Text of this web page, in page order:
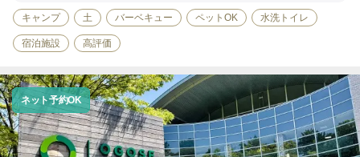
キャンプ 土 バーベキュー ペットOK 水洗トイレ
宿泊施設 高評価
ネット予約OK